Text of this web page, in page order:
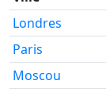
Londres
Paris
Moscou